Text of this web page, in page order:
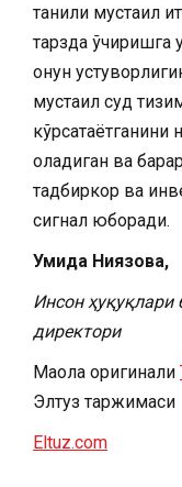
таниқли мустақил
тарзда ўчиришга
қонун
мустақил суд
кўрсатаётганини
оладиган ва
тадбиркор ва
сигнал юборади.
Умида Ниязова,
Инсон ҳуқуқлари
директори
Мақола оригинали
Элтуз таржимаси
Eltuz.com